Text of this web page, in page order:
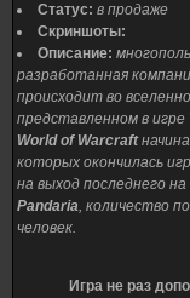
Статус: в продаже
Скриншоты:
Описание:
разработанная
происходит во
представленном в игре
World of Warcraft
которых окончилась
на выход последнего
Pandaria, количество
человек.
Игра не раз